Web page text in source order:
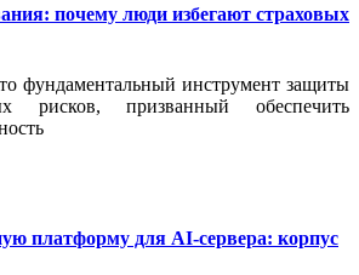
почему люди избегают страховых
фундаментальный инструмент защиты
рисков, призванный обеспечить
платформу для AI-сервера: корпус